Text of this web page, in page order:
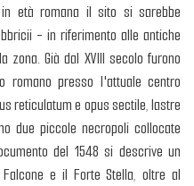
età romana il sito si sarebbe
- in riferimento alle antiche
zona. Già dal XVIII secolo furono
romano presso l'attuale centro
reticulatum e opus sectile, lastre
due piccole necropoli collocate
del 1548 si descrive un
e il Forte Stella, oltre al